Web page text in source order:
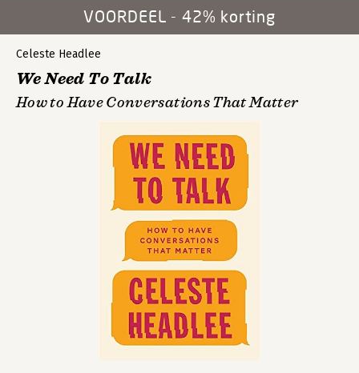
VOORDEEL - 42% korting
Celeste Headlee
We Need To Talk
How to Have Conversations That Matter